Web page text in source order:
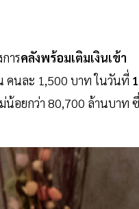
ารคลังพร้อมเติมเงินเข้า
คนละ 1,500 บาท ในวันที่ 1
น้อยกว่า 80,700 ล้านบาท